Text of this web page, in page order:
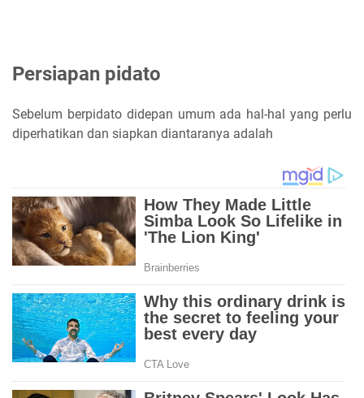
Persiapan pidato
Sebelum berpidato didepan umum ada hal-hal yang perlu
diperhatikan dan siapkan diantaranya adalah